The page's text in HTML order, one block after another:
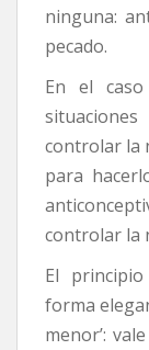
ninguna:
pecado.
En el
controlar la
para
controlar la
El
forma
menor’: